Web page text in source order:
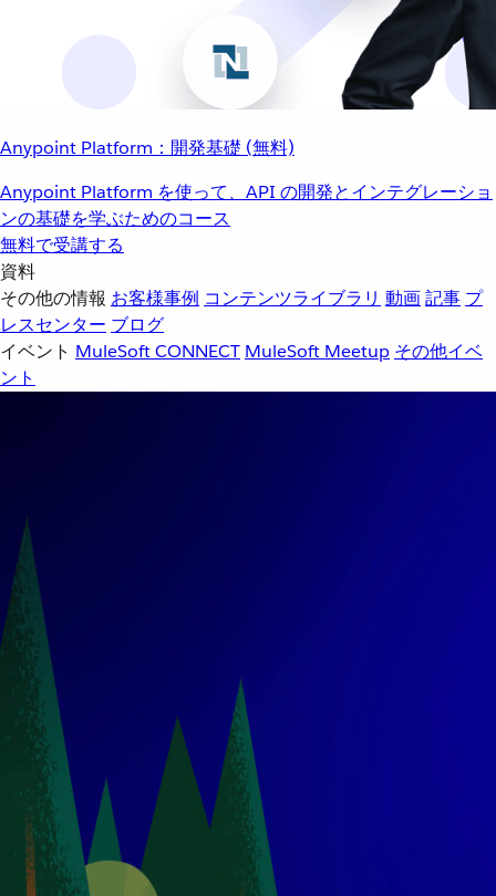
Anypoint Platform：開発基礎 (無料)
Anypoint Platform を使って、API の開発とインテグレーショ
ンの基礎を学ぶためのコース
無料で受講する
資料
その他の情報 お客様事例 コンテンツライブラリ 動画記事 プ
レスセンター ブログ
イベント MuleSoft CONNECT MuleSoft Meetup その他イベ
ント